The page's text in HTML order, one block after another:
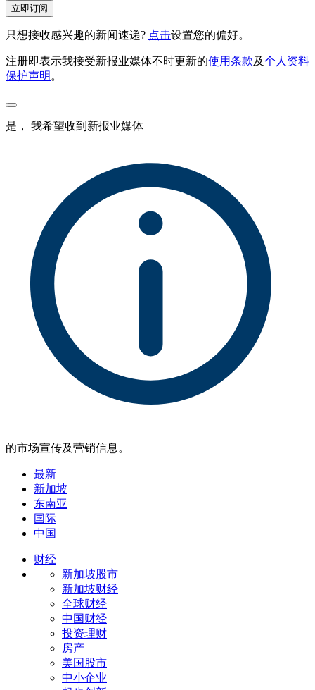
立即订阅
只想接收感兴趣的新闻速递? 点击设置您的偏好。
注册即表示我接受新报业媒体不时更新的使用条款及个人资料
保护声明 。
是， 我希望收到新报业媒体
的市场宣传及营销信息。
最新
新加坡
东南亚
国际
中国
财经
新加坡股市
新加坡财经
全球财经
中国财经
投资理财
房产
美国股市
中小企业